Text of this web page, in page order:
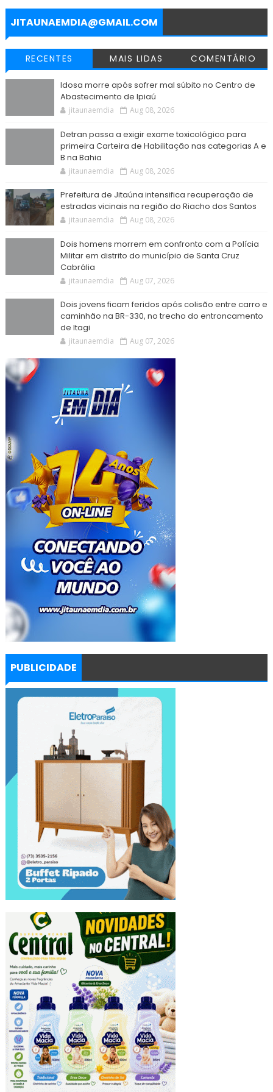
k
p
m
e
r
JITAUNAEMDIA@GMAIL.COM
RECENTES MAIS LIDAS COMENTÁRIO
Idosa morre após sofrer mal súbito no Centro de
Abastecimento de Ipiaú
jitaunaemdia Aug 08, 2026
Detran passa a exigir exame toxicológico para
primeira Carteira de Habilitação nas categorias A e
B na Bahia
jitaunaemdia Aug 08, 2026
Prefeitura de Jitaúna intensifica recuperação de
estradas vicinais na região do Riacho dos Santos
jitaunaemdia Aug 08, 2026
Dois homens morrem em confronto com a Polícia
Militar em distrito do município de Santa Cruz
Cabrália
jitaunaemdia Aug 07, 2026
Dois jovens ficam feridos após colisão entre carro e
caminhão na BR-330, no trecho do entroncamento
de Itagi
jitaunaemdia Aug 07, 2026
PUBLICIDADE